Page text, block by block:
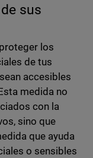
sus
los
de tus
accesibles
medida no
con la
sino que
que ayuda
o sensibles